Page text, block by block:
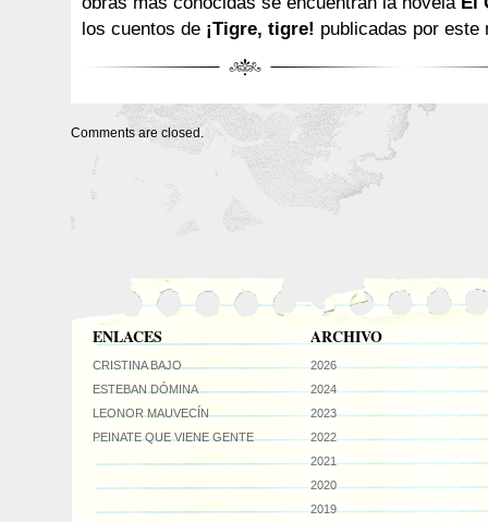
los cuentos de ¡Tigre, tigre! publicadas por este
Comments are closed.
ENLACES
CRISTINA BAJO
ESTEBAN DÓMINA
LEONOR MAUVECÍN
PEINATE QUE VIENE GENTE
ARCHIVO
2026
2024
2023
2022
2021
2020
2019